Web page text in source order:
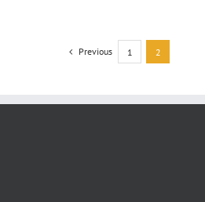
Bárbara
Previous 1 2